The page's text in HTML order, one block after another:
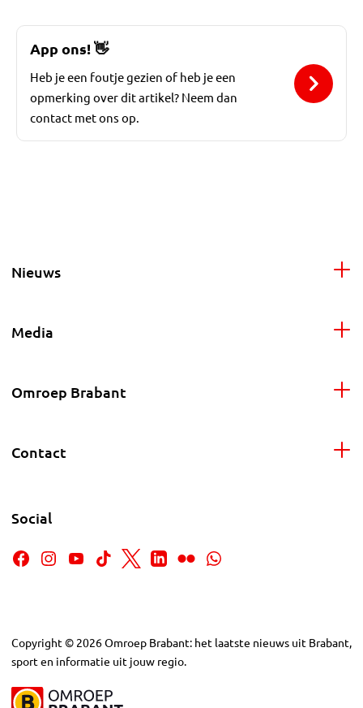
App ons!👋
Heb je een foutje gezien of heb je een
opmerking over dit artikel? Neem dan
contact met ons op.
Nieuws
Media
Omroep Brabant
Contact
Social
Copyright © 2026Omroep Brabant: het laatste nieuws uit Brabant,
sport en informatie uit jouw regio.